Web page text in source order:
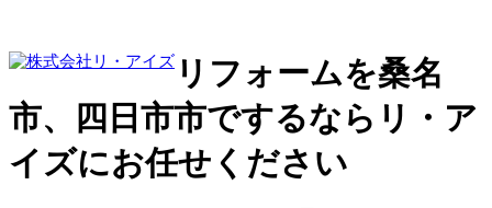
リフォームを桑名
市、四日市市でするならリ・ア
イズにお任せください